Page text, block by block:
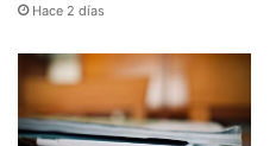
Hace 2 días